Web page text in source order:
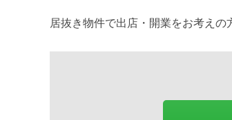
居抜き物件で出店・開業をお考え